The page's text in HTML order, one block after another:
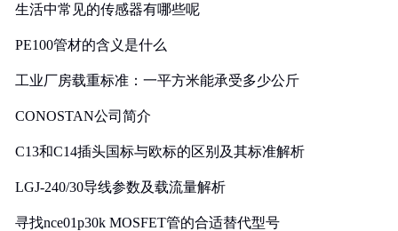
生活中常见的传感器有哪些呢
PE100管材的含义是什么
工业厂房载重标准：一平方米能承受多少公斤
CONOSTAN公司简介
C13和C14插头国标与欧标的区别及其标准解析
LGJ-240/30导线参数及载流量解析
寻找nce01p30k MOSFET管的合适替代型号